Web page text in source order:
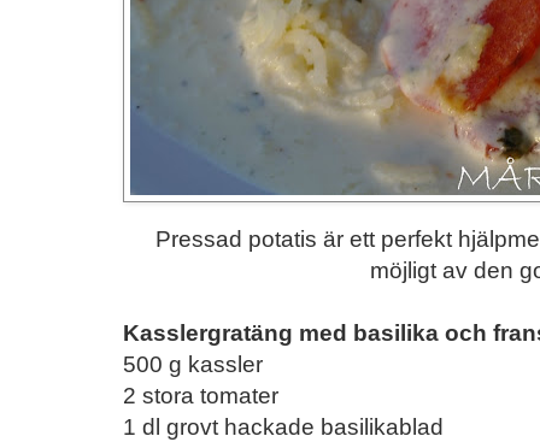
Pressad potatis är ett perfekt
möjligt av den
Kasslergratäng med basilika och
500 g kassler
2 stora tomater
1 dl grovt hackade basilikablad